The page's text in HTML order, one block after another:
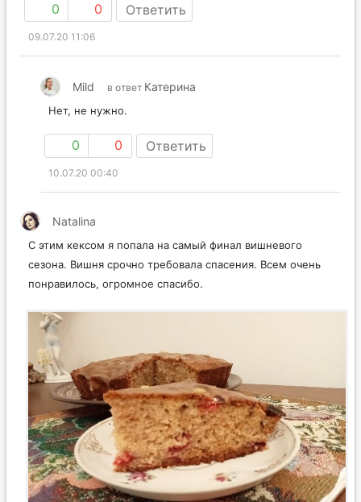
0 0 Ответить
09.07.20 11:06
Mild в ответ Катерина
Нет, не нужно.
0 0 Ответить
10.07.20 00:40
Natalina
С этим кексом я попала на самый финал вишневого
сезона. Вишня срочно требовала спасения. Всем очень
понравилось, огромное спасибо.